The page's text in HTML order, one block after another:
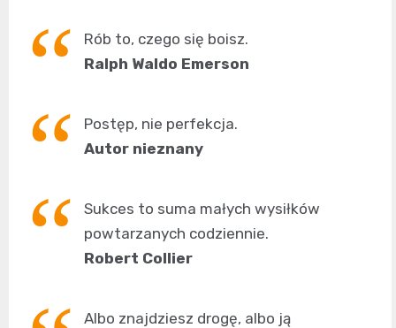
Rób to, czego się boisz.
Ralph Waldo Emerson
Postęp, nie perfekcja.
Autor nieznany
Sukces to suma małych wysiłków
powtarzanych codziennie.
Robert Collier
Albo znajdziesz drogę, albo ją